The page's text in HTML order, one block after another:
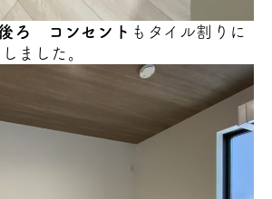
ろ コンセント もタイル割りに
ました。